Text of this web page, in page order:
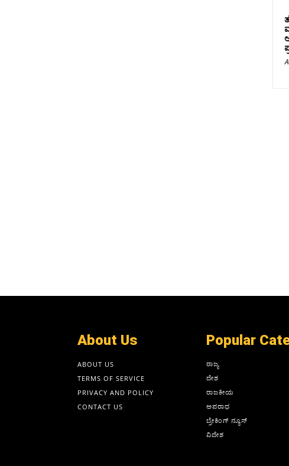
About Us
ABOUT US
TERMS OF SERVICE
PRIVACY AND POLICY
CONTACT US
Popular
ರಾಜ್ಯ
ದೇಶ
ರಾಜಕೀಯ
ಅಪರಾಧ
ಬ್ರೇಕಿಂಗ್ ನ್ಯೂಸ್
ವಿದೇಶ